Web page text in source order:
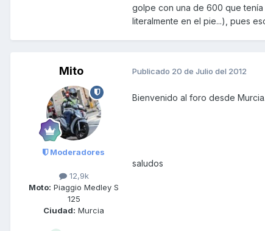
golpe con una de 600 que
literalmente en el pie...), pues
Mito
Moderadores
12,9k
Moto: Piaggio Medley S
125
Ciudad: Murcia
Publicado 20 de Julio del 2012
Bienvenido al foro desde
saludos